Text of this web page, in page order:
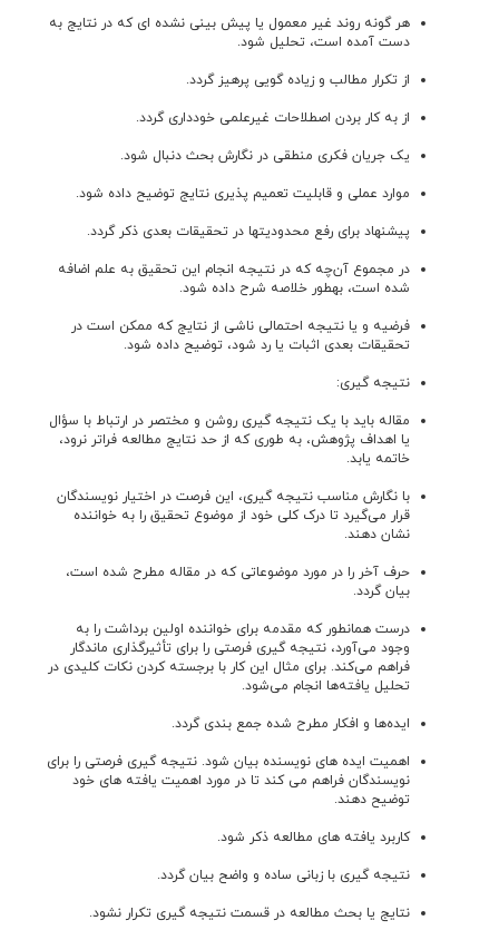
هر گونه روند غیر معمول یا پیش بینی نشده ای که در نتایج به
دست آمده است، تحلیل شود.
از تکرار مطالب و زیاده گویی پرهیز گردد.
از به کار بردن اصطلاحات غیرعلمی خودداری گردد.
یک جریان فکری منطقی در نگارش بحث دنبال شود.
موارد عملی و قابلیت تعمیم پذیری نتایج توضیح داده شود.
پیشنهاد برای رفع محدودیت­ها در تحقیقات بعدی ذکر گردد.
در مجموع آن‌چه که در نتیجه انجام اين تحقيق به علم اضافه
شده است، به­طور خلاصه شرح داده شود.
فرضیه و یا نتیجه احتمالی ناشی از نتایج که ممکن است در
تحقیقات بعدی اثبات یا رد شود، توضیح داده شود.
نتیجه­ گیری:
مقاله بايد با يک نتيجه گيری روشن و مختصر در ارتباط با سؤال
یا اهداف پژوهش، به طوری که از حد نتايج مطالعه فراتر نرود،
خاتمه يابد.
با نگارش مناسب نتیجه گیری، این فرصت در اختیار نویسندگان
قرار می‌گیرد تا درک کلی خود از موضوع تحقیق را به خواننده
نشان دهند.
حرف آخر را در مورد موضوعاتی که در مقاله مطرح شده است،
بیان گردد.
درست همان­طور که مقدمه برای خواننده اولین برداشت را به
وجود می‌آورد، نتیجه گیری فرصتی را برای تأثیرگذاری ماندگار
فراهم می‌کند. برای مثال این کار با برجسته کردن نکات کلیدی در
تحلیل یافته‌ها انجام می‌شود.
ایده‌ها و افکار مطرح شده جمع بندی گردد.
اهمیت ایده های نویسنده بیان شود. نتیجه گیری فرصتی را برای
نویسندگان فراهم می کند تا در مورد اهمیت یافته های خود
توضیح دهند.
کاربرد یافته های مطالعه ذکر شود.
نتیجه گیری با زبانی ساده و واضح بیان گردد.
نتایج یا بحث مطالعه در قسمت نتیجه گیری تکرار نشود.